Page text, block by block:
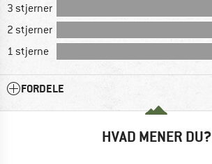
3 stjerner
2 stjerner
1 stjerne
FORDELE
HVAD MENER DU?